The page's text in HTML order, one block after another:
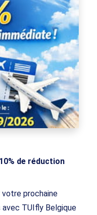
de réduction
prochaine
TUIfly Belgique